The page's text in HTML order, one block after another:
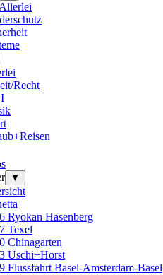
Recht
▼
Ryokan Hasenberg
Texel
Chinagarten
Uschi+Horst
Flussfahrt Basel-Amsterdam-Basel